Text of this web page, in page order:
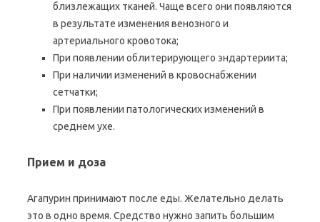
близлежащих тканей. Чаще всего они появляются
в результате изменения венозного и
артериального кровотока;
При появлении облитерирующего эндартериита;
При наличии изменений в кровоснабжении
сетчатки;
При появлении патологических изменений в
среднем ухе.
Прием и доза
Агапурин принимают после еды. Желательно делать
это в одно время. Средство нужно запить большим